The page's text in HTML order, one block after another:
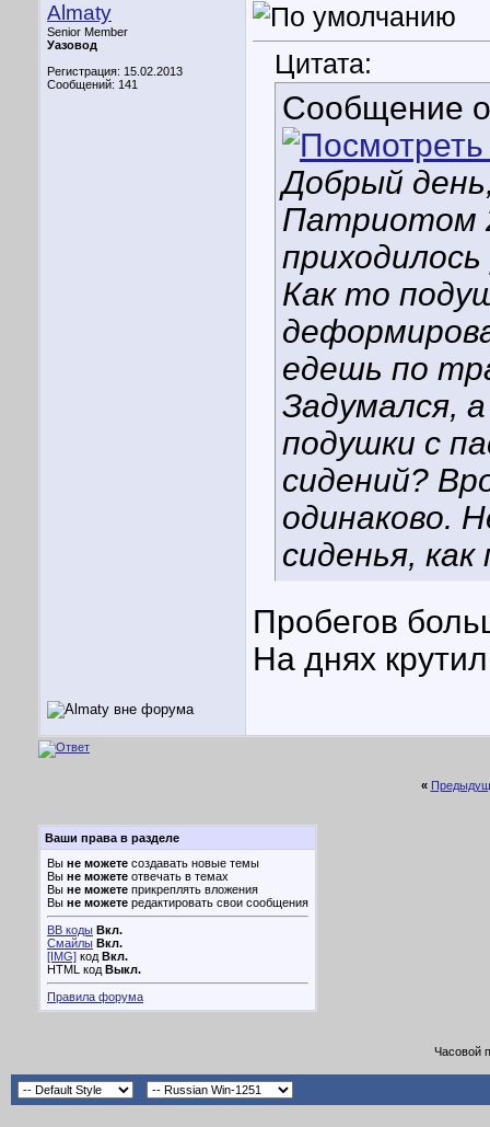
Almaty
Senior Member
Уазовод
Регистрация: 15.02.2013
Сообщений: 141
Цитата:
Сообщение
Добрый
Патриотом
Как то
едешь по
Задумался,
подушки с
сидений?
одинаково.
сиденья,
Пробегов
На днях
«
Ваши права в разделе
Вы не можете создавать новые темы
Вы не можете отвечать в темах
Вы не можете прикреплять вложения
Вы не можете редактировать свои сообщения
BB коды Вкл.
Смайлы Вкл.
[IMG] код Вкл.
HTML код Выкл.
Правила форума
Часовой